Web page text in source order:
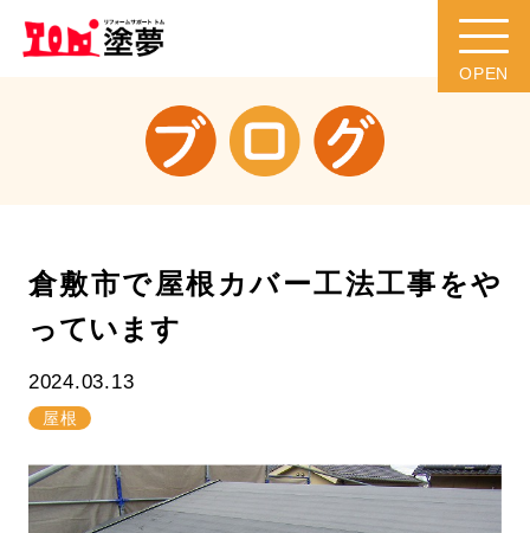
倉敷市で屋根カバー工法工事をや
っています
2024.03.13
屋根